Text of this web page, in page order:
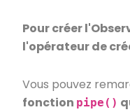
Pour créer
l'opérateur de
Vous pouvez
fonction pipe()